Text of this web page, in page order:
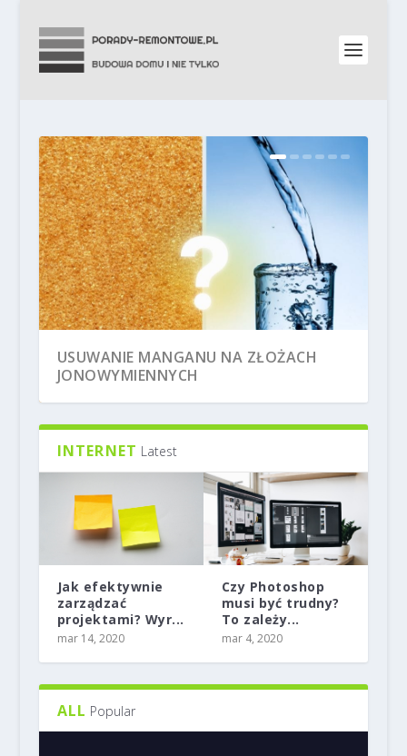
USUWANIE MANGANU NA ZŁOŻACH
JONOWYMIENNYCH
ECOPERLA TORO 24 – HIT POLSKICH
DOMÓW
ZAUTOMATYZUJ SWOJE
DOŚWIADCZENIE Z FILTRAMI HYDRA ...
NA CO ZWRÓCIĆ UWAGĘ PRZY
WYBORZE ZMIĘKCZACZA WODY?...
TERAZ MOŻESZ MIEĆ MIĘKKĄ WODĘ I
PEŁEN KOMFORT Z EC...
ECOPERLA SOFTCAB – KOMPAKTOWY
ZMIĘKCZACZ WOD...
INTERNET Latest
Jak efektywnie
zarządzać
projektami? Wyr...
mar 14, 2020
Czy Photoshop
musi być trudny?
To zależy...
mar 4, 2020
ALL Popular